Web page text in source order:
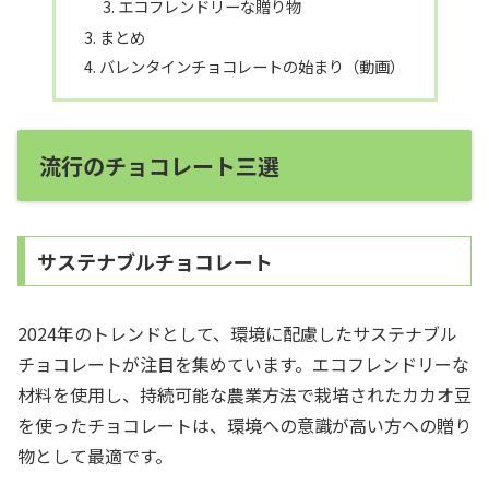
エコフレンドリーな贈り物
まとめ
バレンタインチョコレートの始まり（動画）
流行のチョコレート三選
サステナブルチョコレート
2024年のトレンドとして、環境に配慮したサステナブル
チョコレートが注目を集めています。エコフレンドリーな
材料を使用し、持続可能な農業方法で栽培されたカカオ豆
を使ったチョコレートは、環境への意識が高い方への贈り
物として最適です。